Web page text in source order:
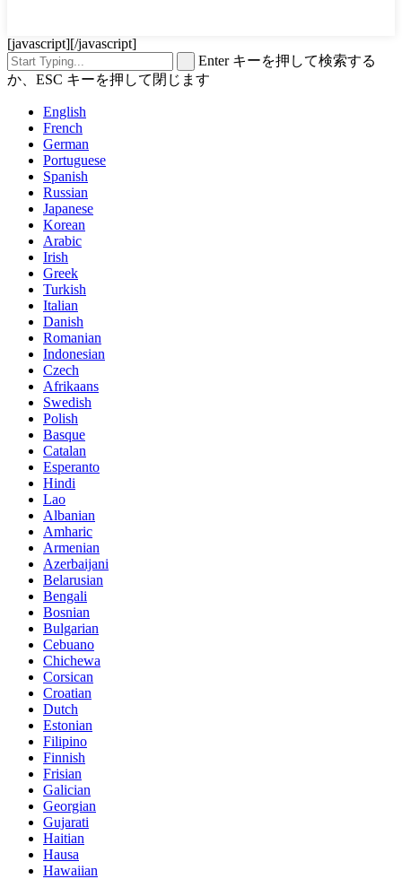
[javascript][/javascript]
Enter キーを押して検索する
か、ESC キーを押して閉じます
English
French
German
Portuguese
Spanish
Russian
Japanese
Korean
Arabic
Irish
Greek
Turkish
Italian
Danish
Romanian
Indonesian
Czech
Afrikaans
Swedish
Polish
Basque
Catalan
Esperanto
Hindi
Lao
Albanian
Amharic
Armenian
Azerbaijani
Belarusian
Bengali
Bosnian
Bulgarian
Cebuano
Chichewa
Corsican
Croatian
Dutch
Estonian
Filipino
Finnish
Frisian
Galician
Georgian
Gujarati
Haitian
Hausa
Hawaiian